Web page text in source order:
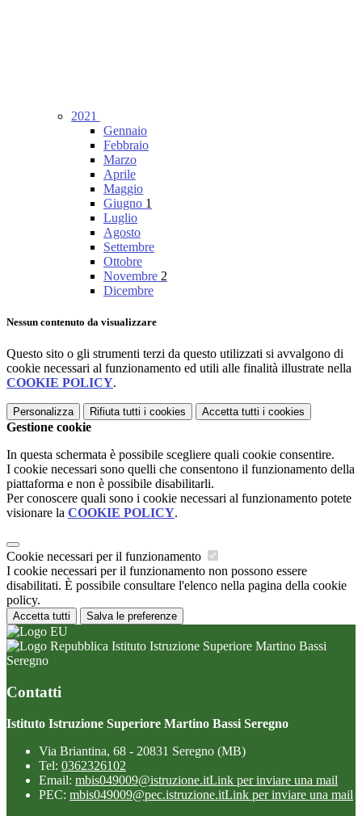
2021
Gennaio
Febbraio
Marzo
Aprile
Maggio
Giugno 1
Luglio
Agosto
Settembre
Ottobre
Novembre 2
Dicembre
Nessun contenuto da visualizzare
Questo sito o gli strumenti terzi da questo utilizzati si avvalgono di
cookie necessari al funzionamento ed utili alle finalità illustrate nella
COOKIE POLICY.
Personalizza Rifiuta tutti i cookies Accetta tutti i cookies
Gestione cookie
In questa schermata è possibile scegliere quali cookie consentire.
I cookie necessari sono quelli che consentono il funzionamento della
piattaforma e non è possibile disabilitarli.
Per conoscere quali sono i cookie necessari al funzionamento potete
visionare la COOKIE POLICY.
Cookie necessari per il funzionamento
I cookie necessari per il funzionamento non possono essere
disabilitati. È possibile consultare l'elenco nella pagina della cookie
policy.
Accetta tutti Salva le preferenze
Istituto Istruzione Superiore Martino Bassi
Seregno
Contatti
Istituto Istruzione Superiore Martino Bassi Seregno
Via Briantina, 68 - 20831 Seregno (MB)
Tel: 0362326102
Email: mbis049009@istruzione.itLink per inviare una mail
PEC: mbis049009@pec.istruzione.itLink per inviare una mail